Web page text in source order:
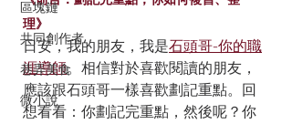
區塊鏈
共同創作者
巷弄美食
微小說
理》
日安，我的朋友，我是石頭哥-你的職
涯導師。相信對於喜歡閱讀的朋友，
應該跟石頭哥一樣喜歡劃記重點。回
想看看：你劃記完重點，然後呢？你